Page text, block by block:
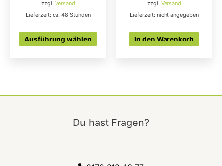
zzgl. Versand
Lieferzeit: ca. 48 Stunden
Ausführung wählen
zzgl. Versand
Lieferzeit: nicht angegeben
In den Warenkorb
Du hast Fragen?